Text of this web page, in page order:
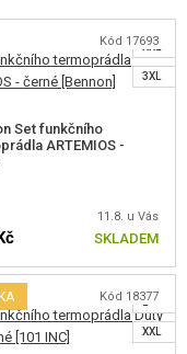
Kód 17693
3XL
XXL
L
Set funkčního
ARTEMIOS -
11.8. u Vás
SKLADEM
VELIKOST
Kód 18377
XXL
L
S